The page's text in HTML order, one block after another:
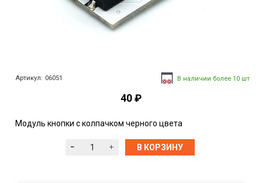
Артикул: 06051 В наличии более 10 шт
40 ₽
Модуль кнопки с колпачком черного цвета
В КОРЗИНУ